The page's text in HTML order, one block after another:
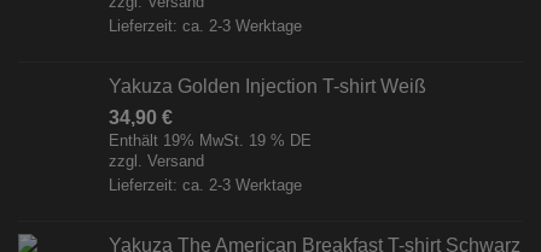
Lieferzeit: ca. 2-3 Werktage
Yakuza Golden Injection T-shirt Weiß
34,90 €
Enthält 19% MwSt. 19 % DE
zzgl. Versand
Lieferzeit: ca. 2-3 Werktage
Yakuza The American Breakfast T-shirt Schwarz